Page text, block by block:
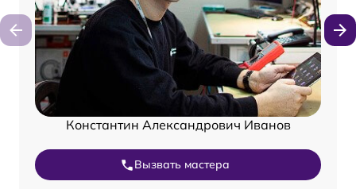
Константин Александрович Иванов
Вызвать мастера